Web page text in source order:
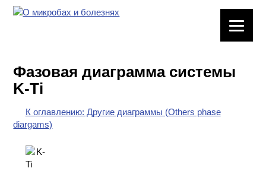
ХИМИЧЕСКАЯ
ВРЕДНЫЕ
ФАКТОРЫ
Фазовая диаграмма системы
K-Ti
К оглавлению: Другие диаграммы (Others phase
diargams)